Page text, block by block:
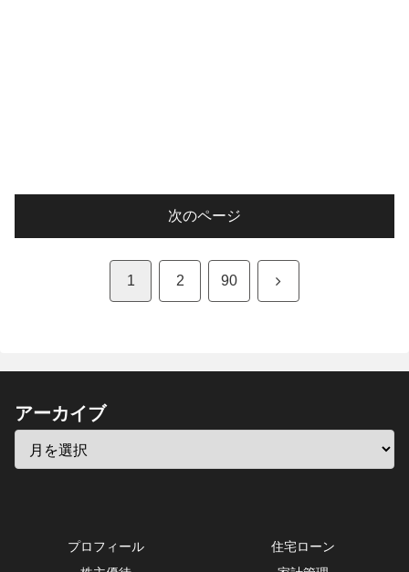
次のページ
1 2 90 次
アーカイブ
プロフィール
住宅ローン